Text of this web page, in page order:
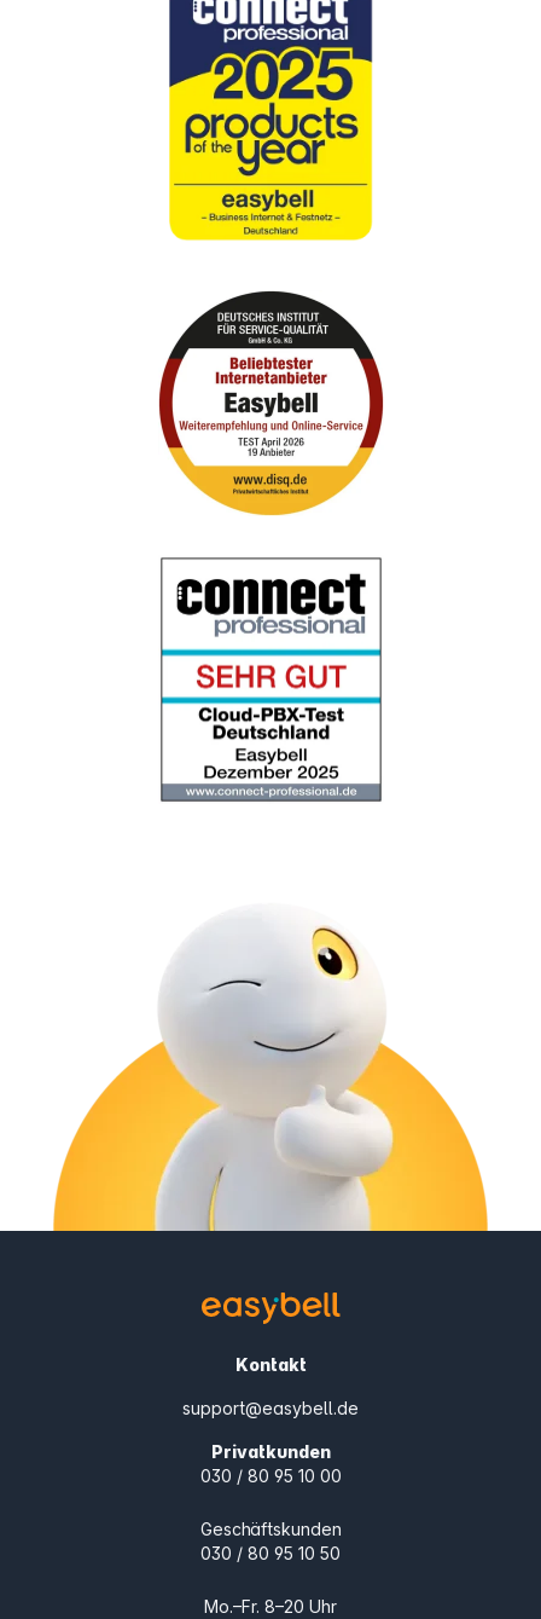
Kontakt
support@easybell.de
Privatkunden
030 / 80 95 10 00
Geschäftskunden
030 / 80 95 10 50
Mo.–Fr. 8–20 Uhr